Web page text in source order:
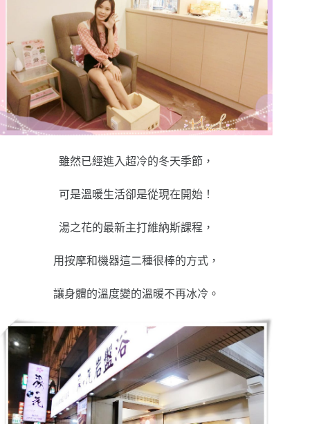
雖然已經進入超冷的冬天季節，
可是溫暖生活卻是從現在開始！
湯之花的最新主打維納斯課程，
用按摩和機器這二種很棒的方式，
讓身體的溫度變的溫暖不再冰冷 。